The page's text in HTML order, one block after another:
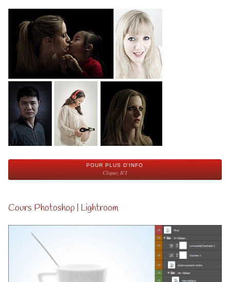
POUR PLUS D'INFO
Cliquez ICI
Cours Photoshop | Lightroom